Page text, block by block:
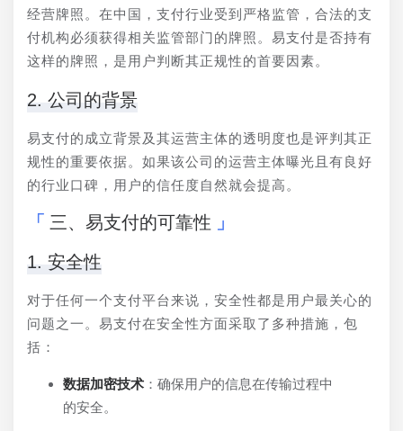
经营牌照。在中国，支付行业受到严格监管，合法的支
付机构必须获得相关监管部门的牌照。易支付是否持有
这样的牌照，是用户判断其正规性的首要因素。
2. 公司的背景
易支付的成立背景及其运营主体的透明度也是评判其正
规性的重要依据。如果该公司的运营主体曝光且有良好
的行业口碑，用户的信任度自然就会提高。
三、易支付的可靠性
1. 安全性
对于任何一个支付平台来说，安全性都是用户最关心的
问题之一。易支付在安全性方面采取了多种措施，包
括：
数据加密技术 ：确保用户的信息在传输过程中
的安全。